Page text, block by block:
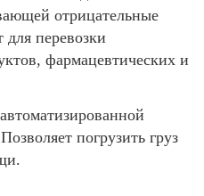
отрицательные
перевозки
фармацевтических и
погрузить груз